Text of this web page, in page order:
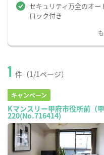
セキュリティ万全のオー
ロック付き
1 件（1/1ページ）
キャンペーン
Kマンスリー甲府市役所前（
220(No.716414)